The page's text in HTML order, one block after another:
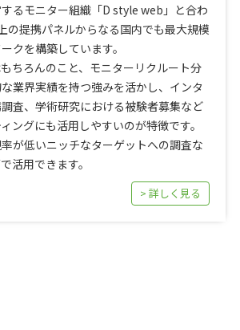
るモニター組織「D style web」と合わ
の提携パネルからなる国内でも最大規模
クを構築しています。
ちろんのこと、モニターリクルート分
業界実績を持つ強みを活かし、インタ
査、学術研究における被験者募集など
ングにも活用しやすいのが特徴です。
が低いニッチなターゲットへの調査な
活用できます。
> 詳しく見る